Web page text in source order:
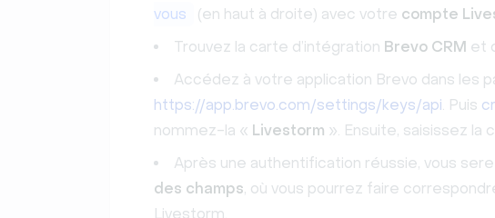
vous
(en haut à droite) avec votre compte
Trouvez la carte d’intégration Brevo CRM et
Accédez à votre application Brevo dans les
https://app.brevo.com/settings/keys/api. Puis
nommez-la « Livestorm ». Ensuite, saisissez la
Après une authentification réussie, vous
des champs, où vous pourrez faire
Livestorm.